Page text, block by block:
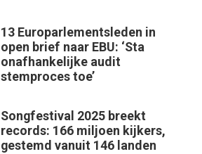
13 Europarlementsleden in
open brief naar EBU: ‘Sta
onafhankelijke audit
stemproces toe’
Songfestival 2025 breekt
records: 166 miljoen kijkers,
gestemd vanuit 146 landen